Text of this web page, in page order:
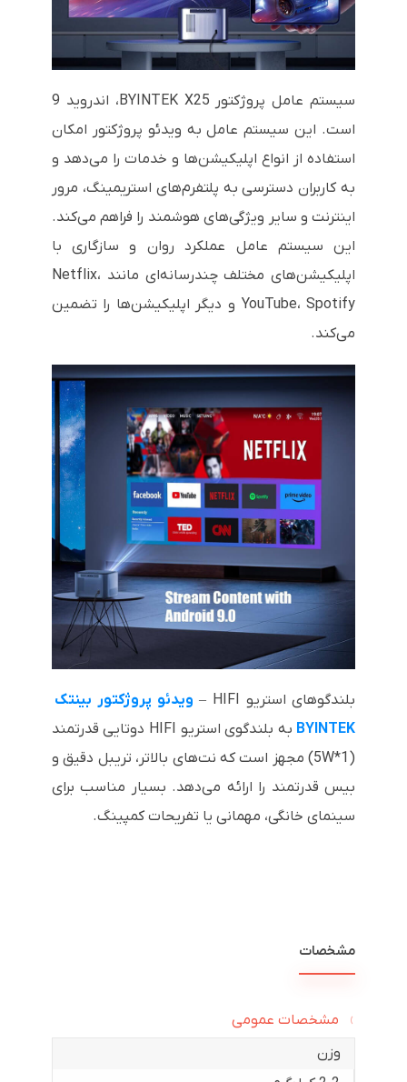
سیستم عامل پروژکتور BYINTEK X25، اندروید 9
است. این سیستم عامل به ویدئو پروژکتور امکان
استفاده از انواع اپلیکیشن‌ها و خدمات را می‌دهد و
به کاربران دسترسی به پلتفرم‌های استریمینگ، مرور
اینترنت و سایر ویژگی‌های هوشمند را فراهم می‌کند.
این سیستم عامل عملکرد روان و سازگاری با
اپلیکیشن‌های مختلف چندرسانه‌ای مانند Netflix،
YouTube، Spotify و دیگر اپلیکیشن‌ها را تضمین
می‌کند.
بلندگوهای استریو HIFI –
ویدئو پروژکتور بینتک
BYINTEK
به بلندگوی استریو HIFI دوتایی قدرتمند
(5W*1) مجهز است که نت‌های بالاتر، تریبل دقیق و
بیس قدرتمند را ارائه می‌دهد. بسیار مناسب برای
سینمای خانگی، مهمانی یا تفریحات کمپینگ.
مشخصات
مشخصات عمومی
وزن